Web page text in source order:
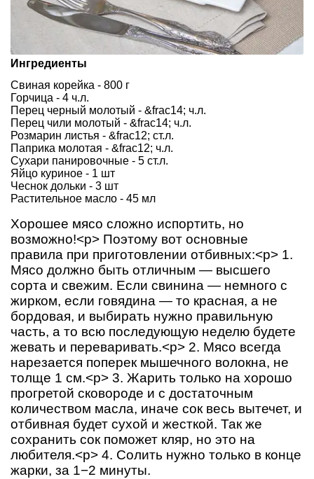
Ингредиенты
Свиная корейка - 800 г
Горчица - 4 ч.л.
Перец черный молотый - &frac14; ч.л.
Перец чили молотый - &frac14; ч.л.
Розмарин листья - &frac12; ст.л.
Паприка молотая - &frac12; ч.л.
Сухари панировочные - 5 ст.л.
Яйцо куриное - 1 шт
Чеснок дольки - 3 шт
Растительное масло - 45 мл
Хорошее мясо сложно испортить, но
возможно!<p> Поэтому вот основные
правила при приготовлении отбивных:<p> 1.
Мясо должно быть отличным — высшего
сорта и свежим. Если свинина — немного с
жирком, если говядина — то красная, а не
бордовая, и выбирать нужно правильную
часть, а то всю последующую неделю будете
жевать и переваривать.<p> 2. Мясо всегда
нарезается поперек мышечного волокна, не
толще 1 см.<p> 3. Жарить только на хорошо
прогретой сковороде и с достаточным
количеством масла, иначе сок весь вытечет, и
отбивная будет сухой и жесткой. Так же
сохранить сок поможет кляр, но это на
любителя.<p> 4. Солить нужно только в конце
жарки, за 1−2 минуты.